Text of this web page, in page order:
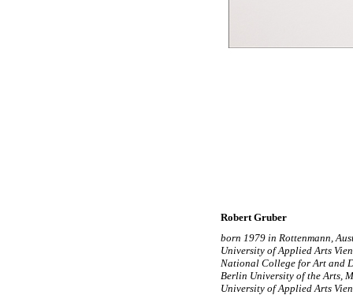
Robert Gruber
born 1979 in Rottenmann,
University of Applied Arts
National College for Art and
Berlin University of the Arts,
University of Applied Arts